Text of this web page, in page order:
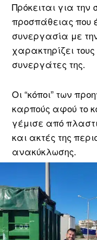
Πρόκειται για την
προσπάθειας που
συνεργασία με
χαρακτηρίζει
συνεργάτες της.
Οι “κόποι” των
καρπούς αφού το
γέμισε από
και ακτές της
ανακύκλωσης.